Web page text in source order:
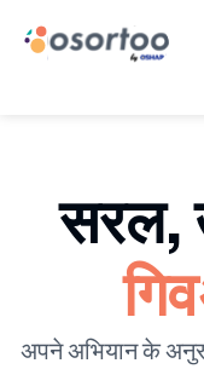
सरल,
अपने अभियान के